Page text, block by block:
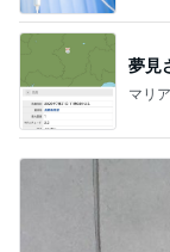
夢見
マリ